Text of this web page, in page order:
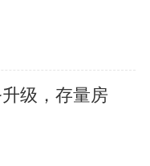
级，存量房